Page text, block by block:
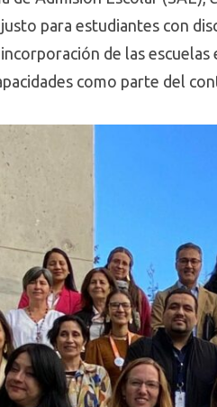
para estudiantes con
de las
como parte del